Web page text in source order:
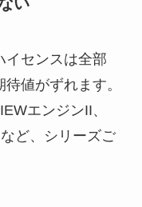
イセンスは全部
値がずれます。
エンジンII、
ど、シリーズご